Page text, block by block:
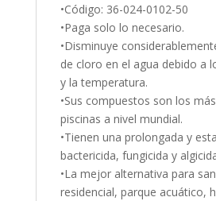
•Código: 36-024-0102-50
•Paga solo lo necesario.
•Disminuye
de cloro en el agua debido a
y la temperatura.
•Sus compuestos son los
piscinas a nivel mundial.
•Tienen una prolongada y
bactericida, fungicida y
•La mejor alternativa para
residencial, parque acuático,